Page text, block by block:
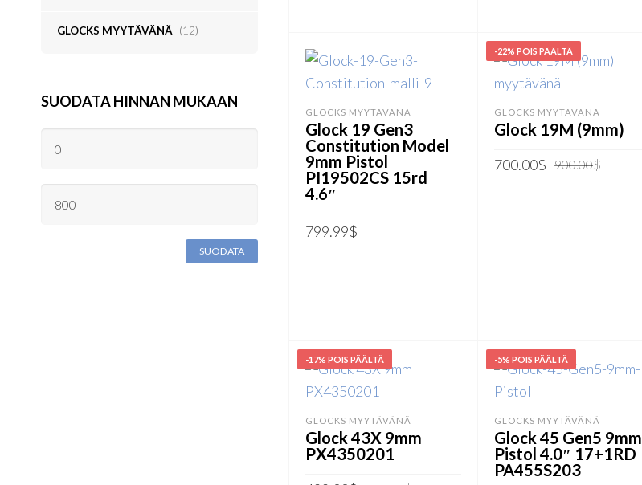
GLOCKS MYYTÄVÄNÄ (12)
SUODATA HINNAN MUKAAN
SUODATA
GLOCKS MYYTÄVÄNÄ
Glock 19 Gen3
Constitution Model
9mm Pistol
PI19502CS 15rd
4.6″
799.99$
-22% POIS PÄÄLTÄ
GLOCKS MYYTÄVÄNÄ
Glock 19M (9mm)
900.00$
700.00$
-17% POIS PÄÄLTÄ
GLOCKS MYYTÄVÄNÄ
Glock 43X 9mm
PX4350201
-5% POIS PÄÄLTÄ
GLOCKS MYYTÄVÄNÄ
Glock 45 Gen5 9mm
Pistol 4.0″ 17+1RD
PA455S203